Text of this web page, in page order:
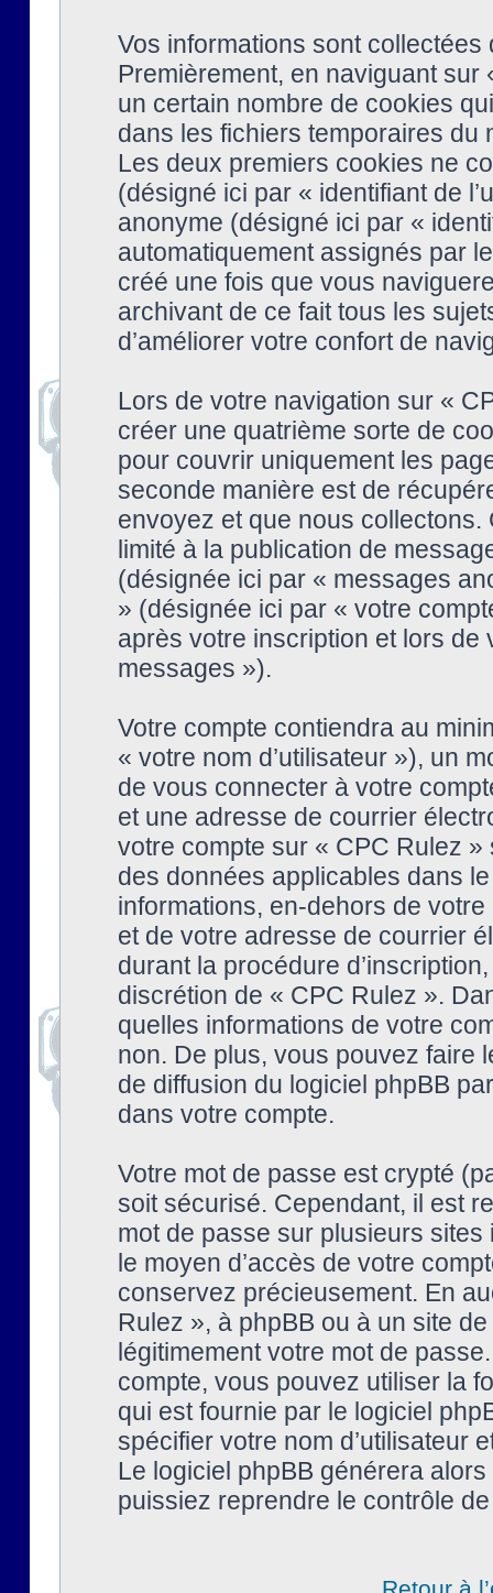
Vos informations sont
Premièrement, en naviguant
un certain nombre de cookies
dans les fichiers temporaires du
Les deux premiers cookies ne
(désigné ici par « identifiant de
anonyme (désigné ici par «
automatiquement assignés par
créé une fois que vous
archivant de ce fait tous les
d’améliorer votre confort de
Lors de votre navigation sur «
créer une quatrième sorte de
pour couvrir uniquement les
seconde manière est de
envoyez et que nous collectons.
limité à la publication de
(désignée ici par « messages
» (désignée ici par « votre
après votre inscription et lors
messages »).
Votre compte contiendra au
« votre nom d’utilisateur »), un
de vous connecter à votre
et une adresse de courrier
votre compte sur « CPC Rulez
des données applicables dans
informations, en-dehors de
et de votre adresse de courrier
durant la procédure
discrétion de « CPC Rulez ».
quelles informations de votre
non. De plus, vous pouvez faire
de diffusion du logiciel phpBB
dans votre compte.
Votre mot de passe est crypté
soit sécurisé. Cependant, il est
mot de passe sur plusieurs
le moyen d’accès de votre
conservez précieusement. En
Rulez », à phpBB ou à un site
légitimement votre mot de
compte, vous pouvez utiliser la
qui est fournie par le logiciel
spécifier votre nom d’utilisateur
Le logiciel phpBB générera
puissiez reprendre le contrôle